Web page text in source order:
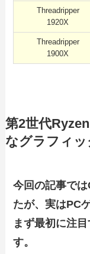
Threadripper
1920X
Threadripper
1900X
第2世代
なグラフィ
今回の記事で
たが、実はPC
まず最初に注
す。